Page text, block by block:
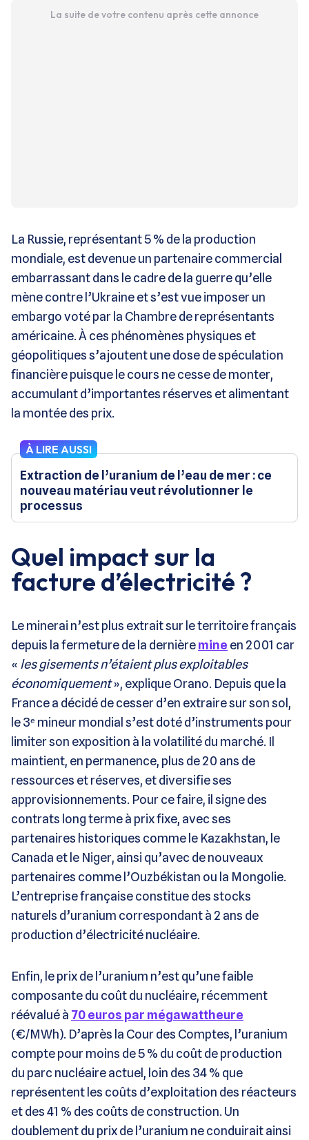
La suite de votre contenu après cette annonce
La Russie, représentant 5 % de la production
mondiale, est devenue un partenaire commercial
embarrassant dans le cadre de la guerre qu’elle
mène contre l’Ukraine et s’est vue imposer un
embargo voté par la Chambre de représentants
américaine. À ces phénomènes physiques et
géopolitiques s’ajoutent une dose de spéculation
financière puisque le cours ne cesse de monter,
accumulant d’importantes réserves et alimentant
la montée des prix.
À LIRE AUSSI
Extraction de l’uranium de l’eau de mer : ce
nouveau matériau veut révolutionner le
processus
Quel impact sur la
facture d’électricité ?
Le minerai n’est plus extrait sur le territoire français
depuis la fermeture de la dernièremine en 2001 car
« les gisements n’étaient plus exploitables
économiquement», explique Orano. Depuis que la
France a décidé de cesser d’en extraire sur son sol,
le 3ᵉ mineur mondial s’est doté d’instruments pour
limiter son exposition à la volatilité du marché. Il
maintient, en permanence, plus de 20 ans de
ressources et réserves, et diversifie ses
approvisionnements. Pour ce faire, il signe des
contrats long terme à prix fixe, avec ses
partenaires historiques comme le Kazakhstan, le
Canada et le Niger, ainsi qu’avec de nouveaux
partenaires comme l’Ouzbékistan ou la Mongolie.
L’entreprise française constitue des stocks
naturels d’uranium correspondant à 2 ans de
production d’électricité nucléaire.
Enfin, le prix de l’uranium n’est qu’une faible
composante du coût du nucléaire, récemment
réévalué à 70 euros par mégawattheure
(€/MWh). D’après la Cour des Comptes, l’uranium
compte pour moins de 5 % du coût de production
du parc nucléaire actuel, loin des 34 % que
représentent les coûts d’exploitation des réacteurs
et des 41 % des coûts de construction. Un
doublement du prix de l’uranium ne conduirait ainsi